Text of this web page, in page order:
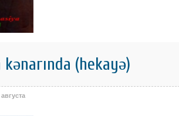
(hekayə)
августа